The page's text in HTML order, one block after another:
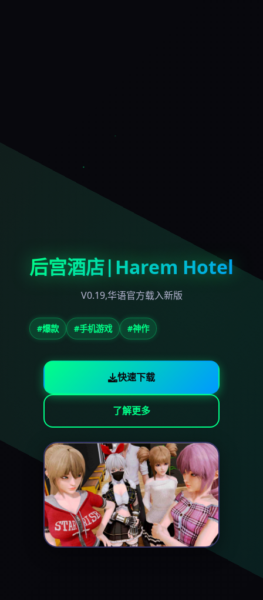
后宫酒店|Harem Hotel
V0.19,华语官方载入新版
#爆款 #手机游戏 #神作
快速下载
了解更多